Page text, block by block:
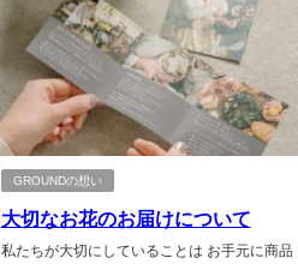
GROUNDの想い
大切なお花のお届けについて
私たちが大切にしていることは お手元に商品